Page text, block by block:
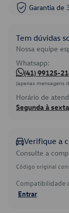
Garantia de
Tem dúvidas
Nossa equipe
Whatsapp:
(41) 99125-
(apenas mensagens
Horário de
Segunda à
Verifique a
Consulte a
Código original
Compatibilidade
Entrar